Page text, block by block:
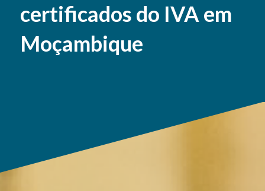
certificados do IVA em
Moçambique